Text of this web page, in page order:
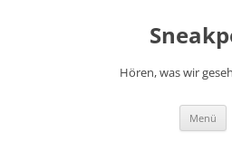
Hören, was wir
Menü